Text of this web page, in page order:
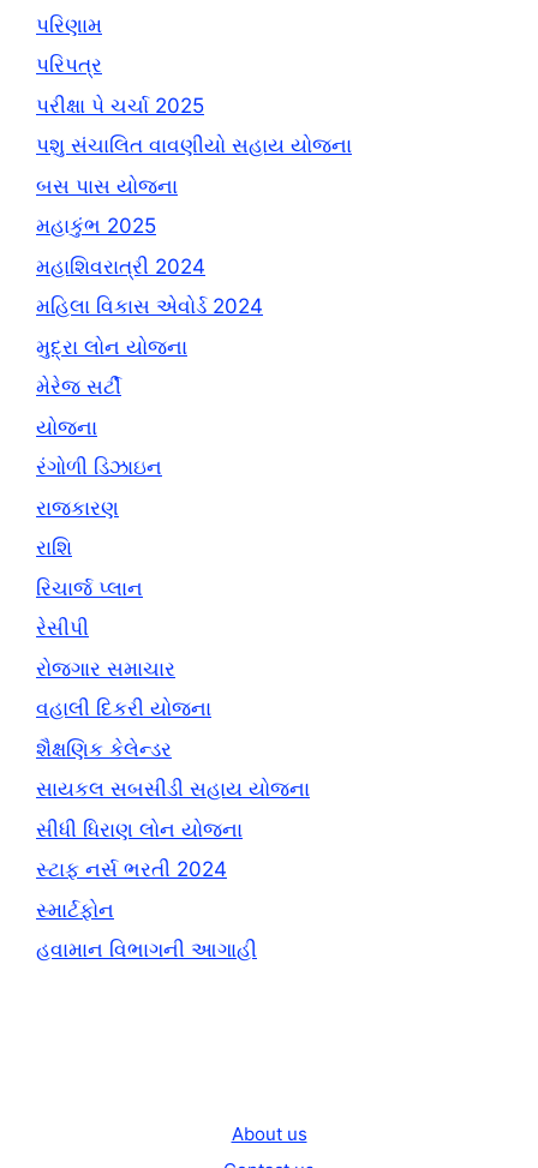
પરિણામ
પરિપત્ર
પરીક્ષા પે ચર્ચા 2025
પશુ સંચાલિત વાવણીયો સહાય યોજના
બસ પાસ યોજના
મહાકુંભ 2025
મહાશિવરાત્રી 2024
મહિલા વિકાસ એવોર્ડ 2024
મુદ્રા લોન યોજના
મેરેજ સર્ટી
યોજના
રંગોળી ડિઝાઇન
રાજકારણ
રાશિ
રિચાર્જ પ્લાન
રેસીપી
રોજગાર સમાચાર
વહાલી દિકરી યોજના
શૈક્ષણિક કેલેન્ડર
સાયકલ સબસીડી સહાય યોજના
સીધી ધિરાણ લોન યોજના
સ્ટાફ નર્સ ભરતી 2024
સ્માર્ટફોન
હવામાન વિભાગની આગાહી
About us